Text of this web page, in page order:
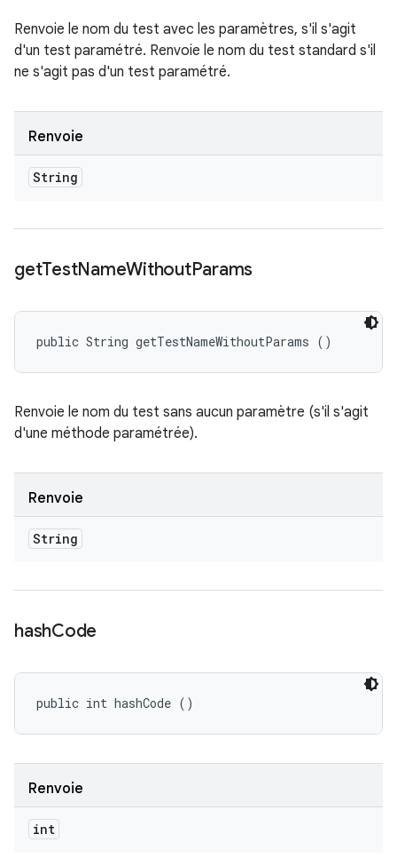
Renvoie le nom du test avec les paramètres, s'il s'agit
d'un test paramétré. Renvoie le nom du test standard s'il
ne s'agit pas d'un test paramétré.
Renvoie
String
getTestNameWithoutParams
public String getTestNameWithoutParams ()
Renvoie le nom du test sans aucun paramètre (s'il s'agit
d'une méthode paramétrée).
Renvoie
String
hashCode
public int hashCode ()
Renvoie
int